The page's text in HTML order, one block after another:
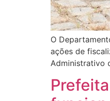
O
ações de
Administrativo